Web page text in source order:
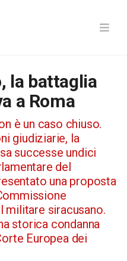
la battaglia
a Roma
è un caso chiuso.
giudiziarie, la
successe undici
del
una proposta
militare siracusano.
storica condanna
Europea dei